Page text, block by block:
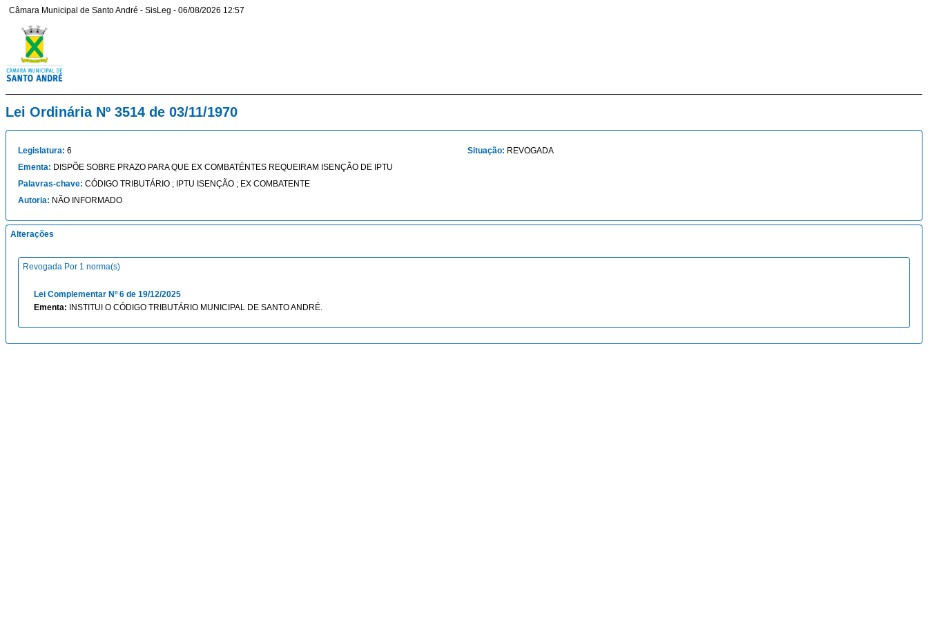
Câmara Municipal de Santo André - SisLeg - 06/08/2026 12:57
Lei Ordinária Nº 3514 de 03/11/1970
Legislatura: 6 Situação: REVOGADA
Ementa: DISPÕE SOBRE PRAZO PARA QUE EX COMBATÉNTES REQUEIRAM ISENÇÃO DE IPTU
Palavras-chave: CÓDIGO TRIBUTÁRIO ; IPTU ISENÇÃO ; EX COMBATENTE
Autoria: NÃO INFORMADO
Alterações
Revogada Por 1 norma(s)
Lei Complementar Nº 6 de 19/12/2025
Ementa: INSTITUI O CÓDIGO TRIBUTÁRIO MUNICIPAL DE SANTO ANDRÉ.